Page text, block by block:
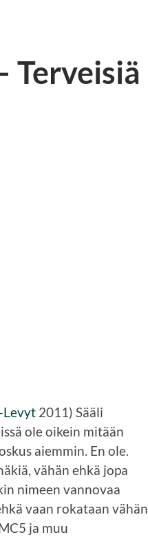
Terveisiä
Levyt 2011) Sääli
ole oikein mitään
aiemmin. En ole.
vähän ehkä jopa
nimeen vannovaa
vaan rokataan vähän
ja muu